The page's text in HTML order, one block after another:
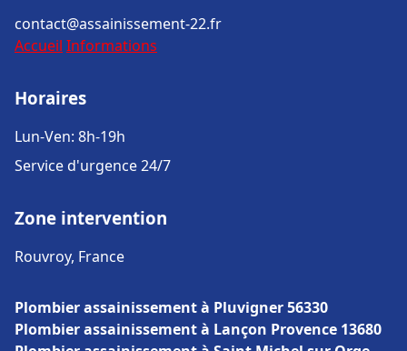
contact@assainissement-22.fr
Accueil Informations
Horaires
Lun-Ven: 8h-19h
Service d'urgence 24/7
Zone intervention
Rouvroy, France
Plombier assainissement à Pluvigner 56330
Plombier assainissement à Lançon Provence 13680